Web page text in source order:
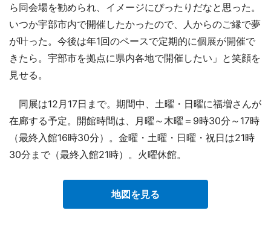
ら同会場を勧められ、イメージにぴったりだなと思った。
いつか宇部市内で開催したかったので、人からのご縁で夢
が叶った。今後は年1回のペースで定期的に個展が開催で
きたら。宇部市を拠点に県内各地で開催したい」と笑顔を
見せる。
同展は12月17日まで。期間中、土曜・日曜に福増さんが
在廊する予定。開館時間は、月曜～木曜＝9時30分～17時
（最終入館16時30分）。金曜・土曜・日曜・祝日は21時
30分まで（最終入館21時）。火曜休館。
地図を見る